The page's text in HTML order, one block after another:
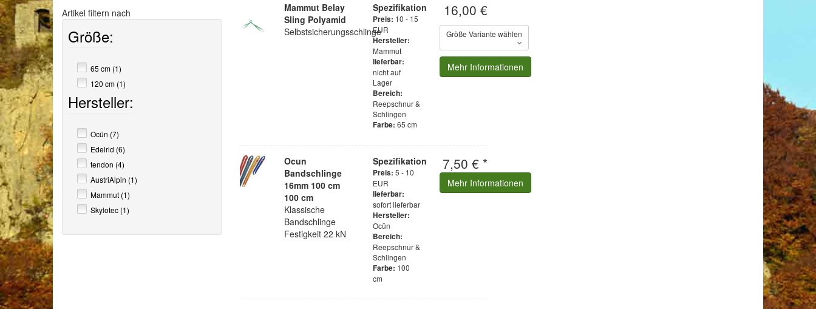
Artikel filtern nach
Größe:
65 cm (1)
120 cm (1)
Hersteller:
Ocün (7)
Edelrid (6)
tendon (4)
AustriAlpin (1)
Mammut (1)
Skylotec (1)
Mammut Belay
Sling Polyamid
Selbstsicherungsschlinge
Spezifikation
Preis: 10 - 15
EUR
Hersteller:
Mammut
lieferbar:
nicht auf
Lager
Bereich:
Reepschnur &
Schlingen
Farbe: 65 cm
16,00 €
Größe Variante wählen
Mehr Informationen
Ocun
Bandschlinge
16mm 100 cm
100 cm
Klassische
Bandschlinge
Festigkeit 22 kN
Spezifikation
Preis: 5 - 10
EUR
lieferbar:
sofort lieferbar
Hersteller:
Ocün
Bereich:
Reepschnur &
Schlingen
Farbe: 100
cm
7,50 € *
Mehr Informationen